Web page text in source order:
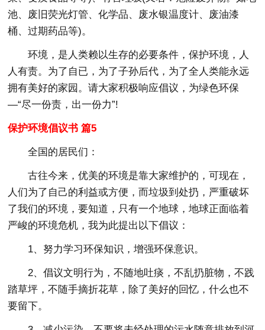
池、废旧荧光灯管、化学品、废水银温度计、废油漆
桶、过期药品等)。
环境，是人类赖以生存的必要条件，保护环境，人
人有责。为了自已，为了子孙后代，为了全人类能永远
拥有美好的家园。请大家积极响应倡议，为绿色环保
—“尽一份责，出一份力”!
保护环境倡议书 篇5
全国的居民们：
古往今来，优美的环境是靠大家维护的，可现在，
人们为了自己的利益或方便，而垃圾到处扔，严重破坏
了我们的环境，要知道，只有一个地球，地球正面临着
严峻的环境危机，我为此提出以下倡议：
1、努力学习环保知识，增强环保意识。
2、倡议文明行为，不随地吐痰，不乱扔脏物，不践
踏草坪，不随手摘折花草，除了美好的回忆，什么也不
要留下。